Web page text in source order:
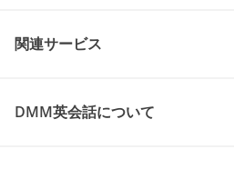
関連サービス
DMM英会話について